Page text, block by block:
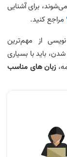
برای آشنایی
مراجع کنید.
از مهم‌ترین
باید با بسیاری
زبان های مناسب